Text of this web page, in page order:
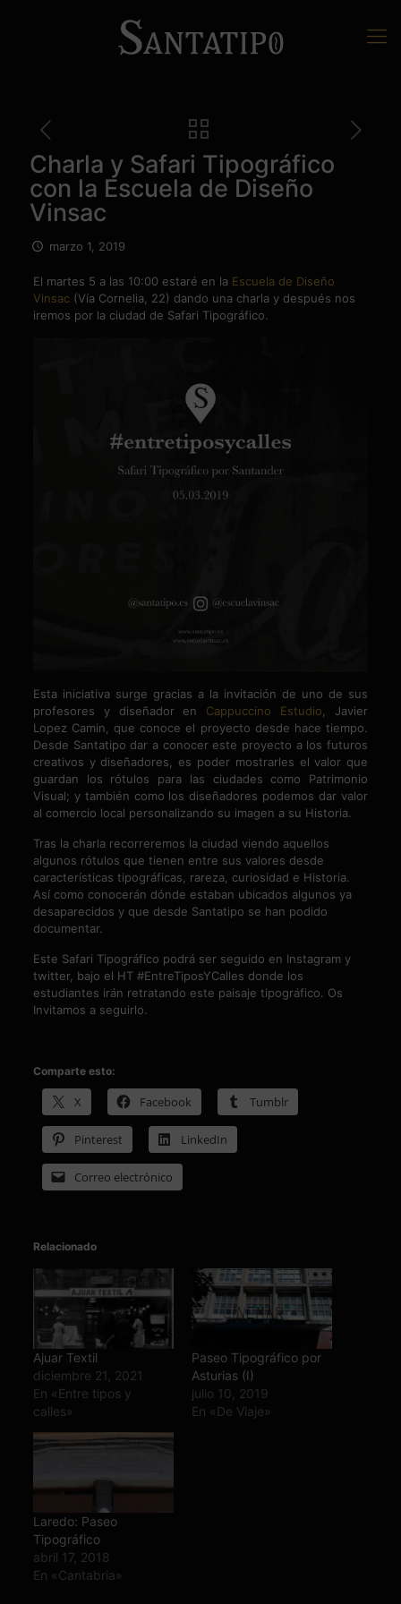
Charla y Safari Tipográfico
con la Escuela de Diseño
Vinsac
marzo 1, 2019
El martes 5 a las 10:00 estaré en la Escuela de Diseño
Vinsac(Vía Cornelia, 22) dando una charla y después nos
iremos por la ciudad de Safari Tipográfico.
Esta iniciativa surge gracias a la invitación de uno de sus
profesores y diseñador en Cappuccino Estudio, Javier
Lopez Camin, que conoce el proyecto desde hace tiempo.
Desde Santatipo dar a conocer este proyecto a los futuros
creativos y diseñadores, es poder mostrarles el valor que
guardan los rótulos para las ciudades como Patrimonio
Visual; y también como los diseñadores podemos dar valor
al comercio local personalizando su imagen a su Historia.
Tras la charla recorreremos la ciudad viendo aquellos
algunos rótulos que tienen entre sus valores desde
características tipográficas, rareza, curiosidad e Historia.
Así como conocerán dónde estaban ubicados algunos ya
desaparecidos y que desde Santatipo se han podido
documentar.
Este Safari Tipográfico podrá ser seguido en Instagram y
twitter, bajo el HT #EntreTiposYCalles donde los
estudiantes irán retratando este paisaje tipográfico. Os
Invitamos a seguirlo.
Comparte esto:
X Facebook Tumblr
Pinterest LinkedIn
Correo electrónico
Relacionado
Ajuar Textil
diciembre 21, 2021
En «Entre tipos y
calles»
Paseo Tipográfico por
Asturias (I)
julio 10, 2019
En «De Viaje»
Laredo: Paseo
Tipográfico
abril 17, 2018
En «Cantabria»